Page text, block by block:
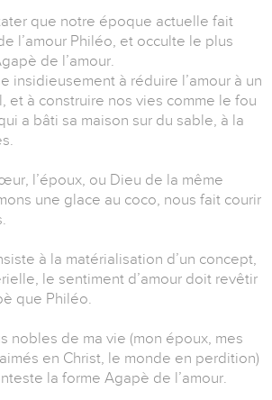
que notre époque actuelle fait
l’amour Philéo, et occulte le plus
de l’amour.
insidieusement à réduire l’amour à un
et à construire nos vies comme le fou
a bâti sa maison sur du sable, à la
l’époux, ou Dieu de la même
une glace au coco, nous fait courir
à la matérialisation d’un concept,
le sentiment d’amour doit revêtir
que Philéo.
nobles de ma vie (mon époux, mes
en Christ, le monde en perdition)
la forme Agapè de l’amour.